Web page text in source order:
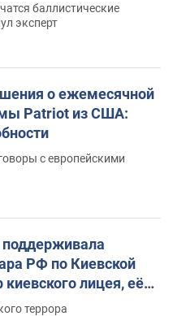
баллистические
эксперт
о ежемесячной
Patriot из США:
с европейскими
поддерживала
РФ по Киевской
киевского лицея, её
террора